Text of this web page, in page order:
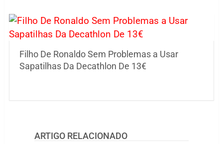
Filho De Ronaldo Sem Problemas a Usar
Sapatilhas Da Decathlon De 13€
ARTIGO RELACIONADO